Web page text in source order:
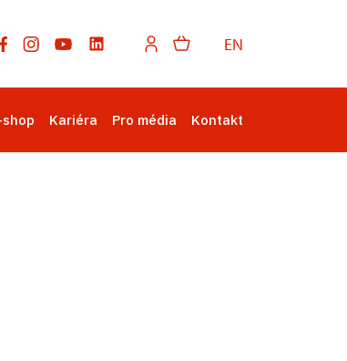
EN
shop Kariéra Pro média Kontakt